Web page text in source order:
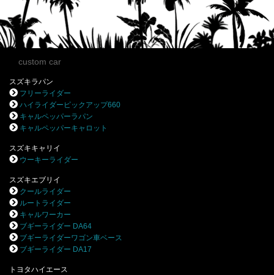
custom car
スズキラパン
フリーライダー
ハイライダーピックアップ660
キャルペッパーラパン
キャルペッパーキャロット
スズキキャリイ
ウーキーライダー
スズキエブリイ
クールライダー
ルートライダー
キャルワーカー
ブギーライダー DA64
ブギーライダーワゴン車ベース
ブギーライダー DA17
トヨタハイエース